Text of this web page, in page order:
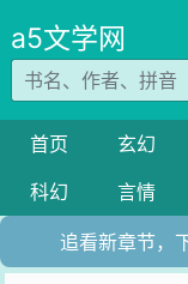
a5文学网
首页 玄幻
科幻
言情
追看新章节，